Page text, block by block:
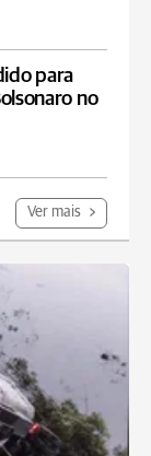
para
no
Ver mais